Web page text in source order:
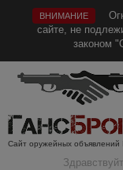
ВНИМАНИЕ
сайте, не
законом
Сайт оружейных